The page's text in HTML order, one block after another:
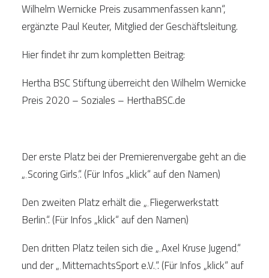
Wilhelm Wernicke Preis zusammenfassen kann“,
ergänzte Paul Keuter, Mitglied der Geschäftsleitung.
Hier findet ihr zum kompletten Beitrag:
Hertha BSC Stiftung überreicht den Wilhelm Wernicke
Preis 2020 – Soziales – HerthaBSC.de
Der erste Platz bei der Premierenvergabe geht an die
„‚Scoring Girls‚“. (Für Infos „klick“ auf den Namen)
Den zweiten Platz erhält die „‚Fliegerwerkstatt
Berlin‚“. (Für Infos „klick“ auf den Namen)
Den dritten Platz teilen sich die „‚Axel Kruse Jugend‚“
und der „‚MitternachtsSport e.V.‚“. (Für Infos „klick“ auf